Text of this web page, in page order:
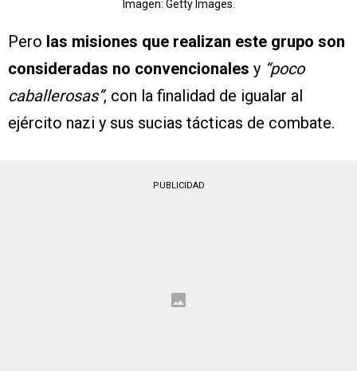
Imagen: Getty Images.
Pero las misiones que realizan este grupo son
consideradas no convencionales y “poco
caballerosas”, con la finalidad de igualar al
ejército nazi y sus sucias tácticas de combate.
PUBLICIDAD